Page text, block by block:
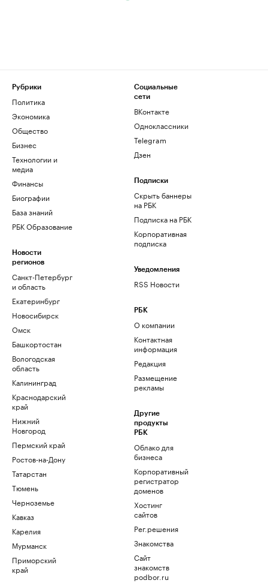
Рубрики
Политика
Экономика
Общество
Бизнес
Технологии и
медиа
Финансы
Биографии
База знаний
РБК Образование
Новости
регионов
Санкт-Петербург
и область
Екатеринбург
Новосибирск
Омск
Башкортостан
Вологодская
область
Калининград
Краснодарский
край
Нижний
Новгород
Пермский край
Ростов-на-Дону
Татарстан
Тюмень
Черноземье
Кавказ
Карелия
Мурманск
Приморский
край
Социальные
сети
ВКонтакте
Одноклассники
Telegram
Дзен
Подписки
Скрыть баннеры
на РБК
Подписка на РБК
Корпоративная
подписка
Уведомления
RSS Новости
РБК
О компании
Контактная
информация
Редакция
Размещение
рекламы
Другие
продукты
РБК
Облако для
бизнеса
Корпоративный
регистратор
доменов
Хостинг
сайтов
Рег.решения
Знакомства
Сайт
знакомств
podbor.ru